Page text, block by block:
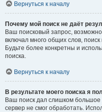
Вернуться к началу
Почему мой поиск не даёт
Ваш поисковый запрос,
включал много общих слов,
Будьте более конкретны и
поиска.
Вернуться к началу
В результате моего поиска я
Ваш поиск дал слишком большое
сервер не смог обработать.